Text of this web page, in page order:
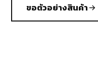
ขอตัวอย่างสินค้า